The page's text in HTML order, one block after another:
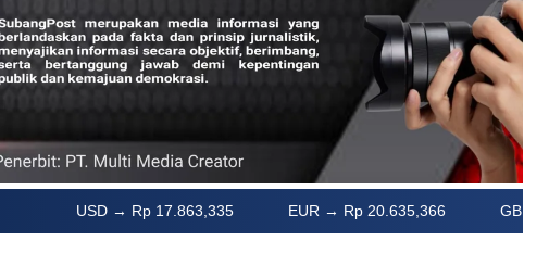
EUR → Rp 20.635,366 GBP → Rp 24.071,98